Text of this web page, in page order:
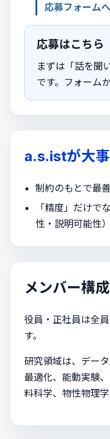
応募フォーム
応募はこちら
まずは「話を聞
です。フォーム
a.s.istが大
制約のもとで最
「精度」だけで
性・説明可能性
メンバー構成
役員・正社員は全
す。
研究領域は、デー
最適化、能動実験
料科学、物性物理学